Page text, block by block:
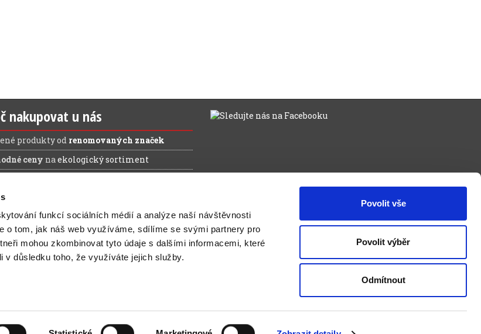
funkcí sociálních médií a analýze naší návštěvnosti
o tom, jak náš web využíváme, sdílíme se svými partnery pro
mohou zkombinovat tyto údaje s dalšími informacemi, které
v důsledku toho, že využíváte jejich služby.
Povolit vše
Povolit výběr
Odmítnout
nakupovat u nás
produkty od renomovaných značek
ceny naekologický sortiment